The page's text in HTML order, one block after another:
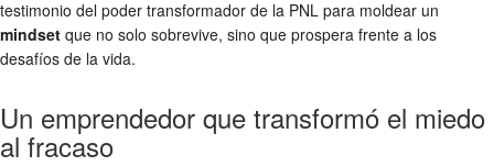
testimonio del poder transformador de la PNL para moldear un
mindset que no solo sobrevive, sino que prospera frente a los
desafíos de la vida.
Un emprendedor que transformó el miedo
al fracaso